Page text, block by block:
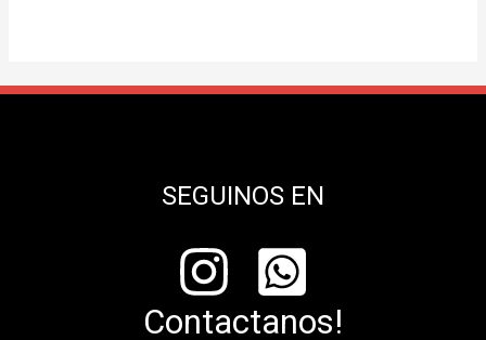
SEGUINOS EN
Contactanos!